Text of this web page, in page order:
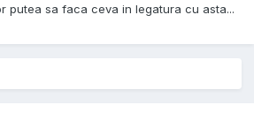
putea sa faca ceva in legatura cu asta...